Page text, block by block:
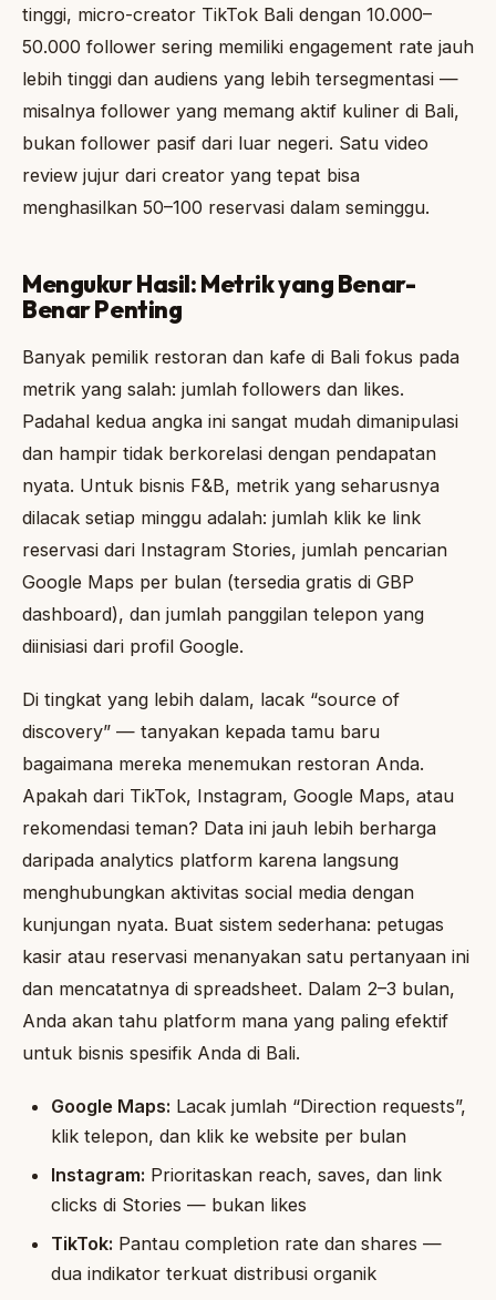
tinggi, micro-creator TikTok Bali dengan 10.000–
50.000 follower sering memiliki engagement rate jauh
lebih tinggi dan audiens yang lebih tersegmentasi —
misalnya follower yang memang aktif kuliner di Bali,
bukan follower pasif dari luar negeri. Satu video
review jujur dari creator yang tepat bisa
menghasilkan 50–100 reservasi dalam seminggu.
Mengukur Hasil: Metrik yang Benar-
Benar Penting
Banyak pemilik restoran dan kafe di Bali fokus pada
metrik yang salah: jumlah followers dan likes.
Padahal kedua angka ini sangat mudah dimanipulasi
dan hampir tidak berkorelasi dengan pendapatan
nyata. Untuk bisnis F&B, metrik yang seharusnya
dilacak setiap minggu adalah: jumlah klik ke link
reservasi dari Instagram Stories, jumlah pencarian
Google Maps per bulan (tersedia gratis di GBP
dashboard), dan jumlah panggilan telepon yang
diinisiasi dari profil Google.
Di tingkat yang lebih dalam, lacak “source of
discovery” — tanyakan kepada tamu baru
bagaimana mereka menemukan restoran Anda.
Apakah dari TikTok, Instagram, Google Maps, atau
rekomendasi teman? Data ini jauh lebih berharga
daripada analytics platform karena langsung
menghubungkan aktivitas social media dengan
kunjungan nyata. Buat sistem sederhana: petugas
kasir atau reservasi menanyakan satu pertanyaan ini
dan mencatatnya di spreadsheet. Dalam 2–3 bulan,
Anda akan tahu platform mana yang paling efektif
untuk bisnis spesifik Anda di Bali.
Google Maps: Lacak jumlah “Direction requests”,
klik telepon, dan klik ke website per bulan
Instagram: Prioritaskan reach, saves, dan link
clicks di Stories — bukan likes
TikTok: Pantau completion rate dan shares —
dua indikator terkuat distribusi organik